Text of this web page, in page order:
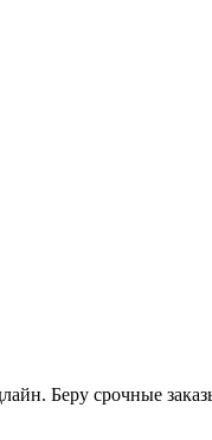
Беру срочные